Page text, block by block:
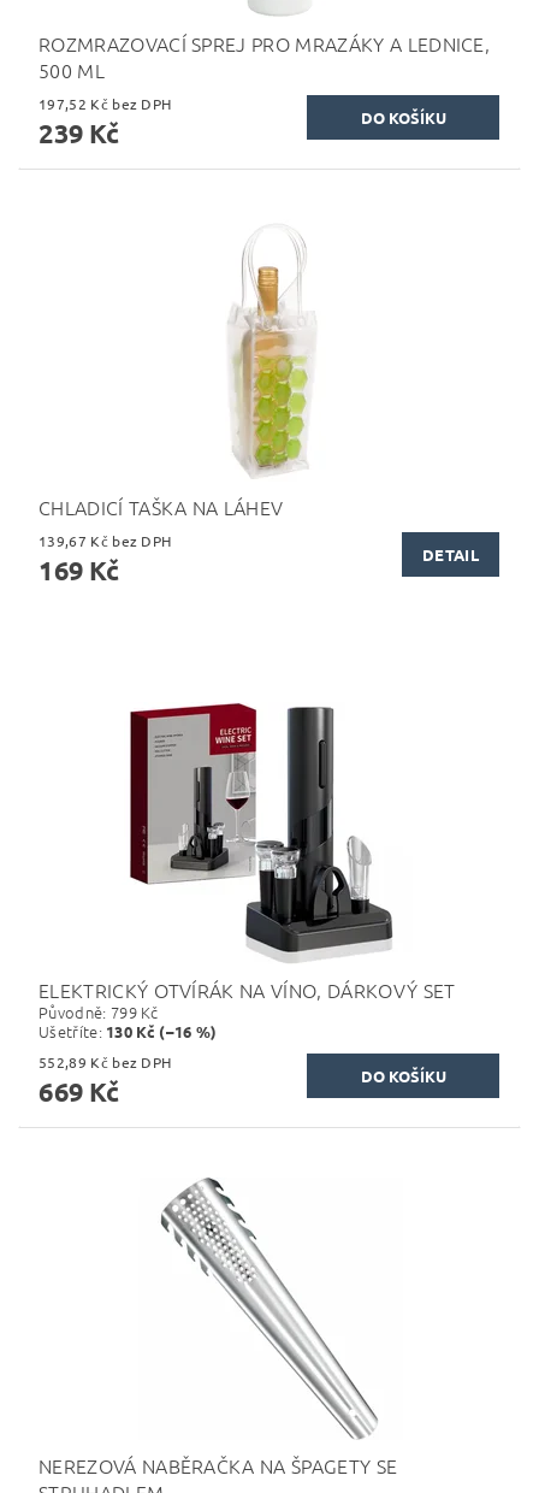
ROZMRAZOVACÍ SPREJ PRO MRAZÁKY A LEDNICE,
500 ML
197,52 Kč bez DPH
239 Kč
CHLADICÍ TAŠKA NA LÁHEV
139,67 Kč bez DPH
169 Kč DETAIL
ELEKTRICKÝ OTVÍRÁK NA VÍNO, DÁRKOVÝ SET
Původně: 799 Kč
Ušetříte: 130 Kč (–16 %)
552,89 Kč bez DPH
669 Kč
NEREZOVÁ NABĚRAČKA NA ŠPAGETY SE